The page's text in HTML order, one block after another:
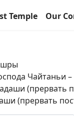
Temple Our
(прервать
(прервать